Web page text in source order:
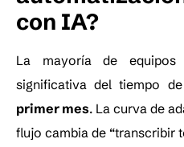
con IA?
La mayoría de equipos
significativa del tiempo
primer mes. La curva de
flujo cambia de “transcribir